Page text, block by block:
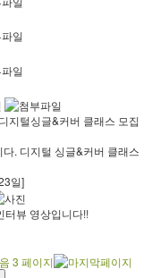
지털싱글&커버 클래스 모집
. 디지털 싱글&커버 클래스
일]
터뷰 영상입니다!!